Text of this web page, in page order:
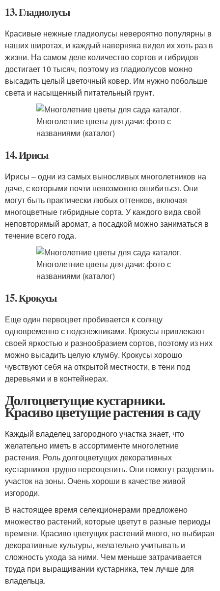
13. Гладиолусы
Красивые нежные гладиолусы невероятно популярны в
наших широтах, и каждый наверняка видел их хоть раз в
жизни. На самом деле количество сортов и гибридов
достигает 10 тысяч, поэтому из гладиолусов можно
высадить целый цветочный ковер. Им нужно побольше
света и насыщенный питательный грунт.
14. Ирисы
Ирисы – одни из самых выносливых многолетников на
даче, с которыми почти невозможно ошибиться. Они
могут быть практически любых оттенков, включая
многоцветные гибридные сорта. У каждого вида свой
неповторимый аромат, а посадкой можно заниматься в
течение всего года.
15. Крокусы
Еще один первоцвет пробивается к солнцу
одновременно с подснежниками. Крокусы привлекают
своей яркостью и разнообразием сортов, поэтому из них
можно высадить целую клумбу. Крокусы хорошо
чувствуют себя на открытой местности, в тени под
деревьями и в контейнерах.
Долгоцветущие кустарники.
Красиво цветущие растения в саду
Каждый владелец загородного участка знает, что
желательно иметь в ассортименте многолетние
растения. Роль долгоцветущих декоративных
кустарников трудно переоценить. Они помогут разделить
участок на зоны. Очень хороши в качестве живой
изгороди.
В настоящее время селекционерами предложено
множество растений, которые цветут в разные периоды
времени. Красиво цветущих растений много, но выбирая
декоративные культуры, желательно учитывать и
сложность ухода за ними. Чем меньше затрачивается
труда при выращивании кустарника, тем лучше для
владельца.